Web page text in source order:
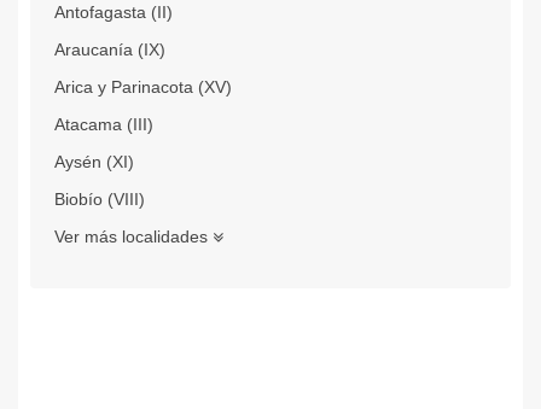
Antofagasta (II)
Araucanía (IX)
Arica y Parinacota (XV)
Atacama (III)
Aysén (XI)
Biobío (VIII)
Ver más localidades